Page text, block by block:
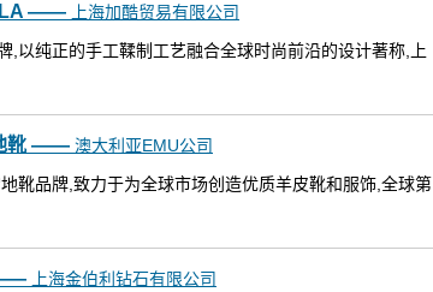
——
上海加酷贸易有限公司
,以纯正的手工鞣制工艺融合全球时尚前沿的设计著称,上
靴 —— 澳大利亚EMU公司
靴品牌,致力于为全球市场创造优质羊皮靴和服饰,全球第
上海金伯利钻石有限公司